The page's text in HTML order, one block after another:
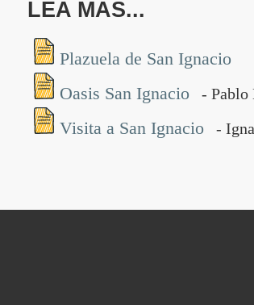
LEA MÁS...
Plazuela de San Ignacio
Oasis San Ignacio
- Pablo
Visita a San Ignacio -